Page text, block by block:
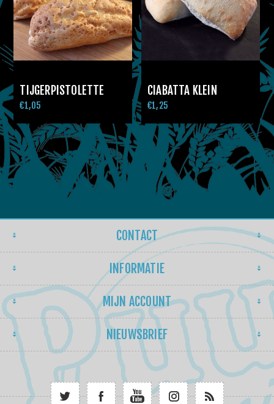
TIJGERPISTOLETTE
€1,05
CIABATTA KLEIN
€1,25
CONTACT
INFORMATIE
MIJN ACCOUNT
NIEUWSBRIEF